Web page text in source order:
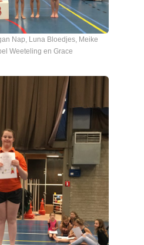
Nap, Luna Bloedjes, Meike
Weeteling en Grace